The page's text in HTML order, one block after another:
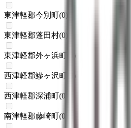
東津軽郡今別町(0)
東津軽郡蓬田村(0
東津軽郡外ヶ浜町 )
西津軽郡鰺ヶ沢町
西津軽郡深浦町(0
南津軽郡藤崎町(0